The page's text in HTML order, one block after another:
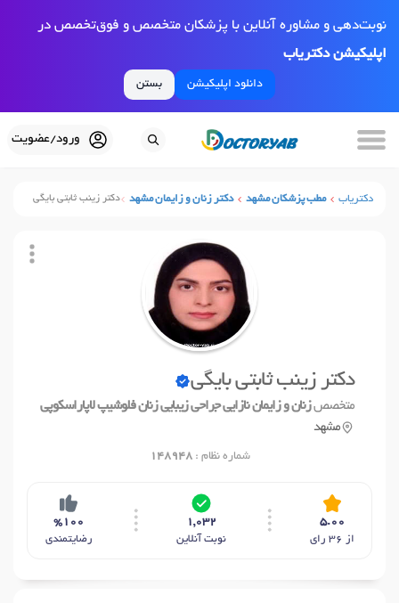
نوبت‌دهی و مشاوره آنلاین با پزشکان متخصص و فوق‌تخصص در
اپلیکیشن دکتریاب
دانلود اپلیکیشن بستن
ورود/عضویت
دکتریاب مطب پزشکان مشهد دکتر زنان و زایمان مشهد دکتر زینب ثابتی بایگی
دکتر زینب ثابتی بایگی
متخصصزنان و زایمان نازایی جراحی زیبایی زنان فلوشیپ لاپاراسکوپی
مشهد
شماره نظام :148948
5.00
از 36 رای
1,032
نوبت آنلاین
%100
رضایتمندی